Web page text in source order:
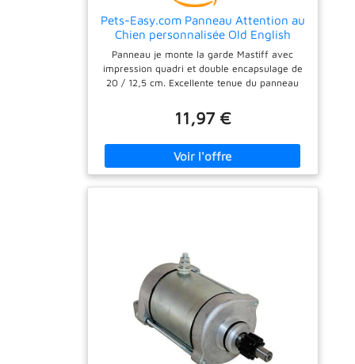
Pets-Easy.com Panneau Attention au
Chien personnalisée Old English
Mastiff - pré perforée et vis données.
De 30 cm à 15 cm…
Panneau je monte la garde Mastiff avec
impression quadri et double encapsulage de
20 / 12,5 cm. Excellente tenue du panneau
intempéries. Panneau attention mastiff livré
pré percé avec 4 vis auto perforantes.
films de peintures mats et brillantes.
Impression en quadri HD. Objet canin réalisé
11,97 €